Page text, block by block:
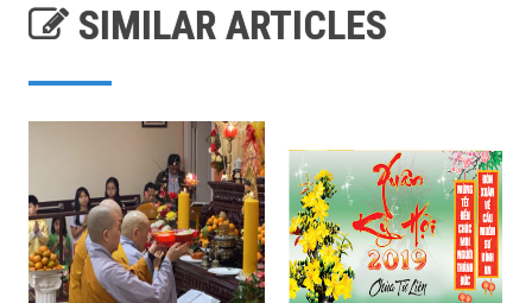
SIMILAR ARTICLES